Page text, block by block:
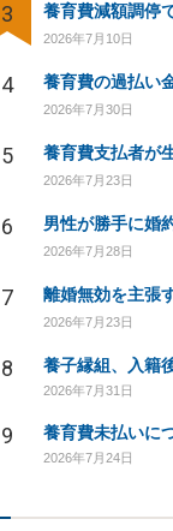
3
2026年7月10日
4
2026年7月30日
5
2026年7月23日
6
2026年7月28日
7
2026年7月23日
8
2026年7月31日
9 養育費未払いに
2026年7月24日